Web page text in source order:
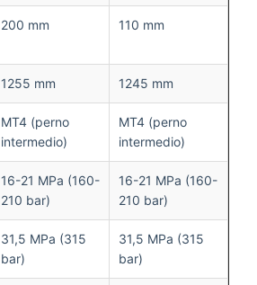
200 mm 110 mm
1255 mm 1245 mm
MT4 (perno
intermedio)
MT4 (perno
intermedio)
16-21 MPa (160-
210 bar)
16-21 MPa (160-
210 bar)
31,5 MPa (315
bar)
31,5 MPa (315
bar)